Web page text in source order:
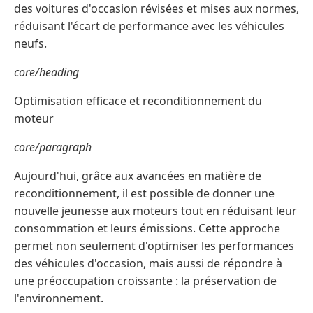
des voitures d'occasion révisées et mises aux normes,
réduisant l'écart de performance avec les véhicules
neufs.
core/heading
Optimisation efficace et reconditionnement du
moteur
core/paragraph
Aujourd'hui, grâce aux avancées en matière de
reconditionnement, il est possible de donner une
nouvelle jeunesse aux moteurs tout en réduisant leur
consommation et leurs émissions. Cette approche
permet non seulement d'optimiser les performances
des véhicules d'occasion, mais aussi de répondre à
une préoccupation croissante : la préservation de
l'environnement.